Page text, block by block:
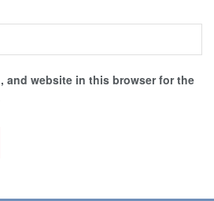
and website in this browser for the